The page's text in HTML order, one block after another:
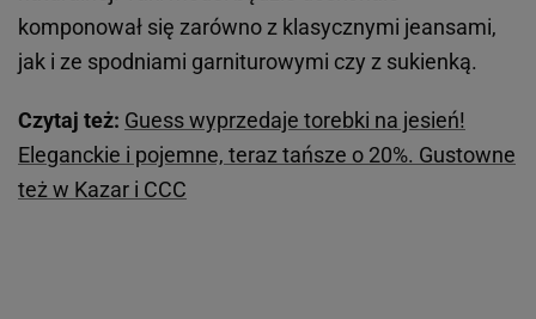
komponował się zarówno z klasycznymi jeansami,
jak i ze spodniami garniturowymi czy z sukienką.
Czytaj też: Guess wyprzedaje torebki na jesień!
Eleganckie i pojemne, teraz tańsze o 20%. Gustowne
też w Kazar i CCC